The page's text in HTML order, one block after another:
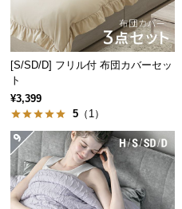
経
路
に
い
返
品・
キ
[S/SD/D] フリル付 布団カバーセッ
ト
¥3,399
5 （1）